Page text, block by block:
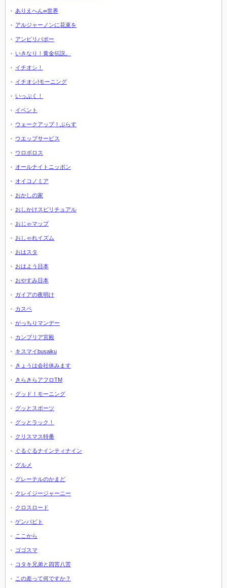
ありえへん∞世界
アルジャーノンに花束を
アンビリバボー
いきなり！黄金伝説。
イチオシ！
イチオシ!モーニング
いっぷく！
イベント
ウェークアップ！ぷらす
ウエッブサービス
ウロボロス
オールナイトニッポン
オイコノミア
おかしの家
おしかけスピリチュアル
おじゃマップ
おしゃれイズム
おはスタ
おはよう日本
おやすみ日本
ガイアの夜明け
カスペ
がっちりマンデー
カンブリア宮殿
キスマイbusaiku
きょうは会社休みます
きらきらアフロTM
グッド！モーニング
グッとスポーツ
グッとラック！
クリスマス特番
ぐるぐるナインティナイン
グルメ
グレーテルのかまど
クレイジージャーニー
クロスロード
ゲンバビト
ここから
ゴゴスマ
コタキ兄弟と四苦八苦
この差って何ですか？